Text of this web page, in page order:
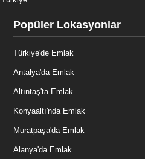
Popüler Lokasyonlar
Türkiye'de Emlak
Antalya'da Emlak
Altıntaş'ta Emlak
Konyaaltı'nda Emlak
Muratpaşa'da Emlak
Alanya'da Emlak